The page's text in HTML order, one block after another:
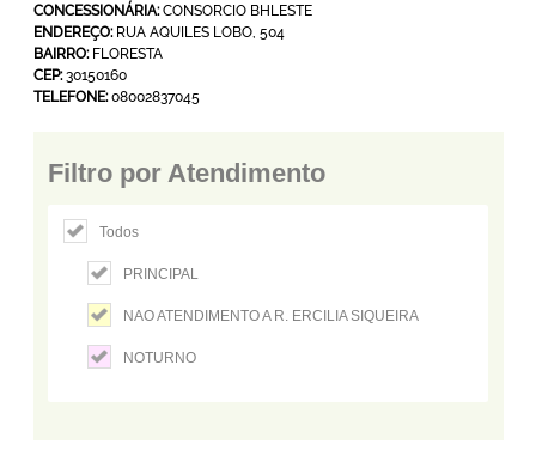
CONCESSIONÁRIA:CONSORCIO BHLESTE
ENDEREÇO:RUA AQUILES LOBO, 504
BAIRRO:FLORESTA
CEP:30150160
TELEFONE:08002837045
Filtro por Atendimento
Todos
PRINCIPAL
NAO ATENDIMENTO A R. ERCILIA SIQUEIRA
NOTURNO